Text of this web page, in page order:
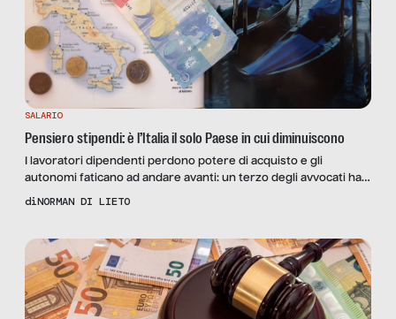
SALARIO
Pensiero stipendi: è l’Italia il solo Paese in cui diminuiscono
I lavoratori dipendenti perdono potere di acquisto e gli
autonomi faticano ad andare avanti: un terzo degli avvocati ha
considerato la possibilità di abbandonare la professione. Il
diNORMAN DI LIETO